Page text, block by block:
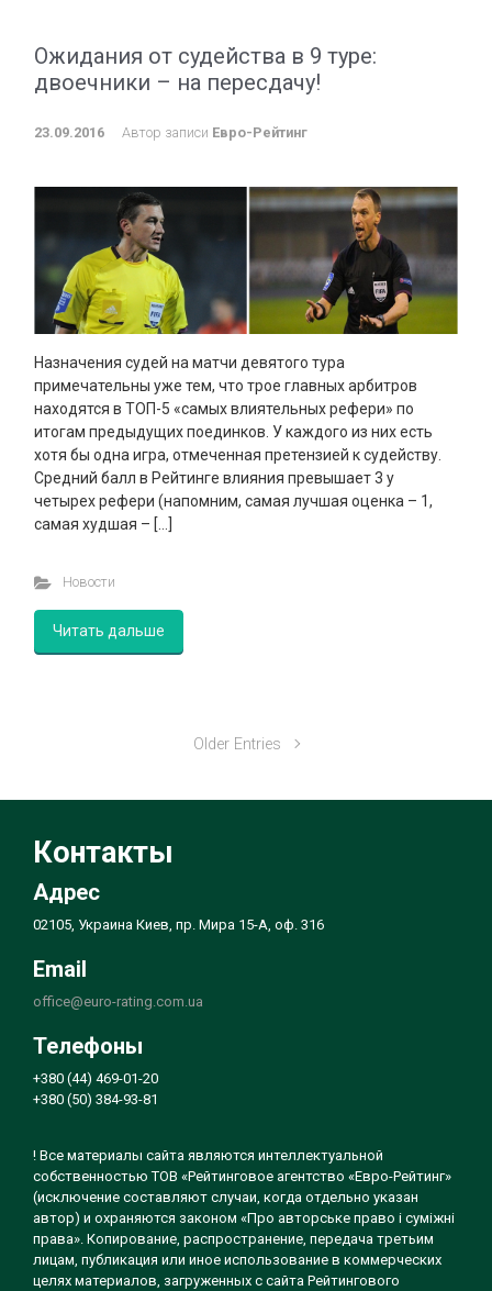
Ожидания от судейства в 9 туре:
двоечники – на пересдачу!
23.09.2016 Автор записи Евро-Рейтинг
Назначения судей на матчи девятого тура
примечательны уже тем, что трое главных арбитров
находятся в ТОП-5 «самых влиятельных рефери» по
итогам предыдущих поединков. У каждого из них есть
хотя бы одна игра, отмеченная претензией к судейству.
Средний балл в Рейтинге влияния превышает 3 у
четырех рефери (напомним, самая лучшая оценка – 1,
самая худшая – […]
Новости
Читать дальше
Older Entries
Контакты
Адрес
02105, Украина Киев, пр. Мира 15-А, оф. 316
Email
office@euro-rating.com.ua
Телефоны
+380 (44) 469-01-20
+380 (50) 384-93-81
! Все материалы сайта являются интеллектуальной
собственностью ТОВ «Рейтинговое агентство «Евро-Рейтинг»
(исключение составляют случаи, когда отдельно указан
автор) и охраняются законом «Про авторське право і суміжні
права». Копирование, распространение, передача третьим
лицам, публикация или иное использование в коммерческих
целях материалов, загруженных с сайта Рейтингового